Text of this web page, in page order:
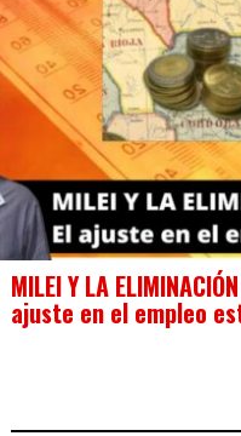
MILEI Y LA
ajuste en el empleo